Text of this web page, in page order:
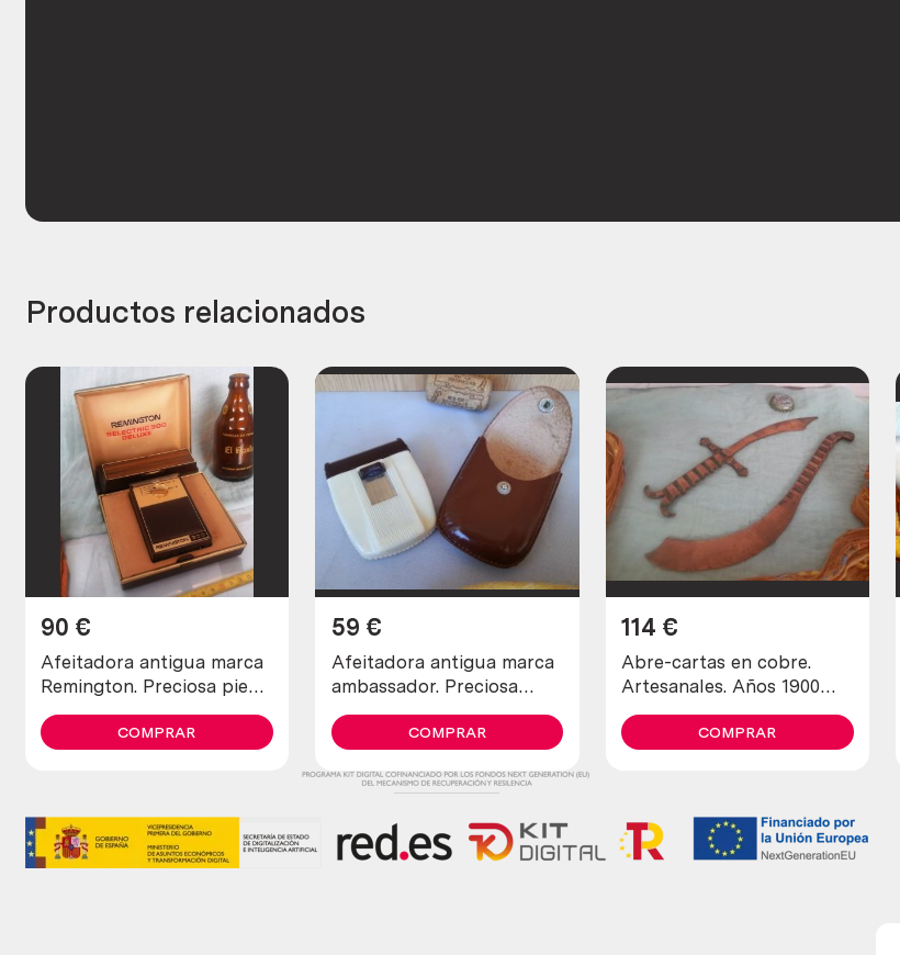
Productos relacionados
Afeitadora antigua marca
Remington. Preciosa pieza
de colección
90 €
COMPRAR
Afeitadora antigua marca
ambassador. Preciosa
pieza de colección
59 €
COMPRAR
Abre-cartas en cobre.
Artesanales. Años 1900
maravillosos. Old open
letters in copper
114 €
COMPRAR